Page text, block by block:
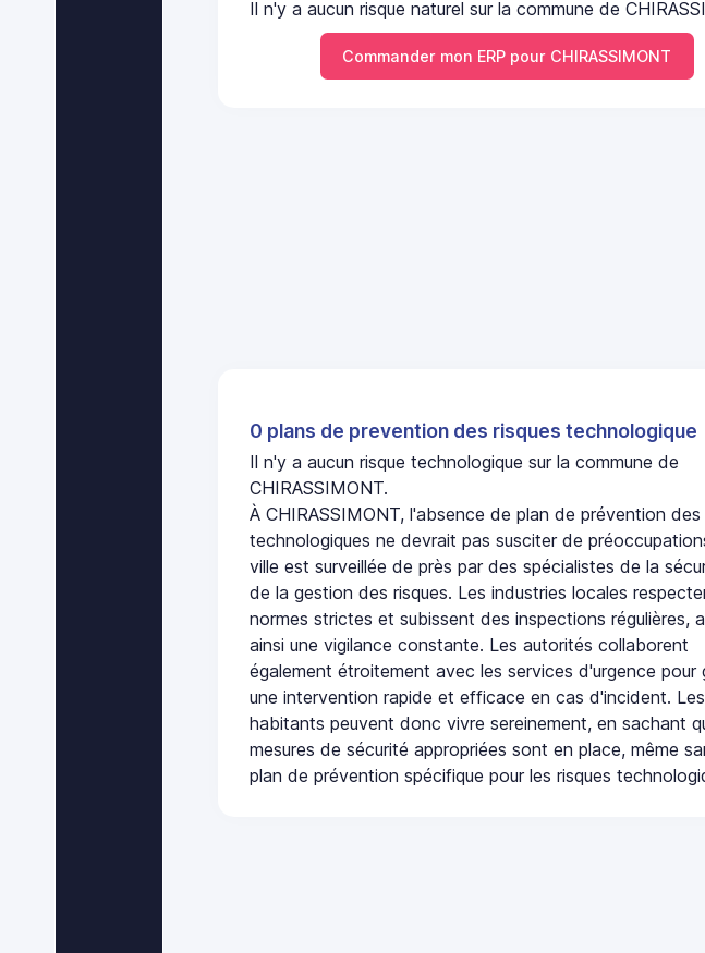
Il n'y a aucun risque naturel sur la commune de
Commander mon ERP pour CHIRASSIMONT
0 plans de prevention des risques technologique
Il n'y a aucun risque technologique sur la commune de
CHIRASSIMONT.
À CHIRASSIMONT, l'absence de plan de prévention des
technologiques ne devrait pas susciter de
ville est surveillée de près par des spécialistes de la
de la gestion des risques. Les industries locales
normes strictes et subissent des inspections régulières,
ainsi une vigilance constante. Les autorités collaborent
également étroitement avec les services d'urgence pour
une intervention rapide et efficace en cas d'incident. Les
habitants peuvent donc vivre sereinement, en sachant
mesures de sécurité appropriées sont en place, même
plan de prévention spécifique pour les risques